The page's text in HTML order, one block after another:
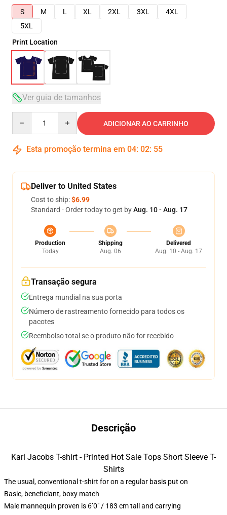
S
M L XL 2XL 3XL
4XL
5XL
Print Location
Ver guia de tamanhos
ADICIONAR AO CARRINHO
Esta promoção termina em 04: 02: 54
Deliver to United States
Cost to ship:$6.99
Standard - Order today to get byAug. 10 - Aug. 17
Production
Today
Shipping
Aug. 06
Delivered
Aug. 10 - Aug. 17
Transação segura
Entrega mundial na sua porta
Número de rastreamento fornecido para todos os
pacotes
Reembolso total se o produto não for recebido
Descrição
Karl Jacobs T-shirt - Printed Hot Sale Tops Short Sleeve T-
Shirts
The usual, conventional t-shirt for on a regular basis put on
Basic, beneficiant, boxy match
Male mannequin proven is 6’0″ / 183 cm tall and carrying